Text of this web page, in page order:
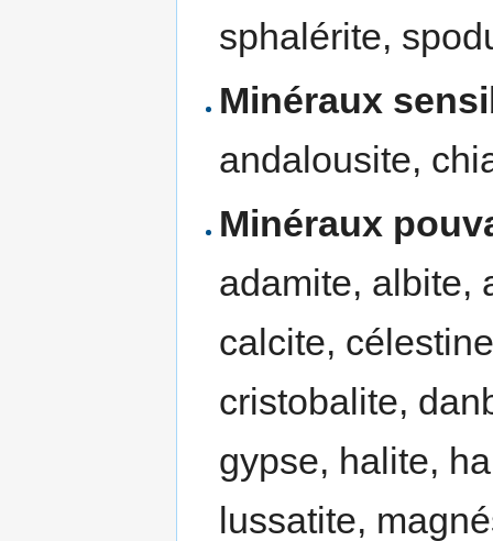
sphalérite,
Minéraux
andalousite,
Minéraux
adamite, albite,
calcite,
cristobalite,
gypse, halite,
lussatite,